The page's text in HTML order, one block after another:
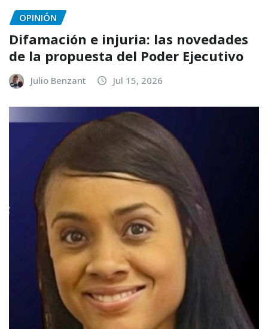
OPINIÓN
Difamación e injuria: las novedades
de la propuesta del Poder Ejecutivo
Julio Benzant Jul 15, 2026